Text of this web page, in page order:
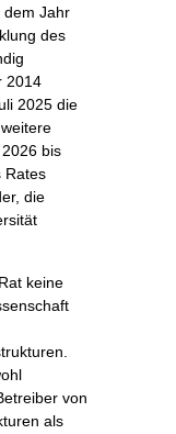
dem Jahr
des
2014
2025 die
bis
Rates
die
keine
von
als